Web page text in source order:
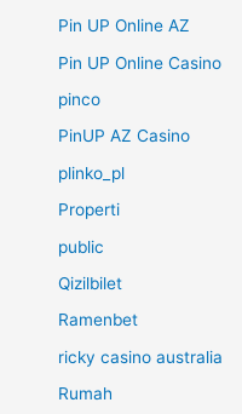
Pin UP Online AZ
Pin UP Online Casino
pinco
PinUP AZ Casino
plinko_pl
Properti
public
Qizilbilet
Ramenbet
ricky casino australia
Rumah